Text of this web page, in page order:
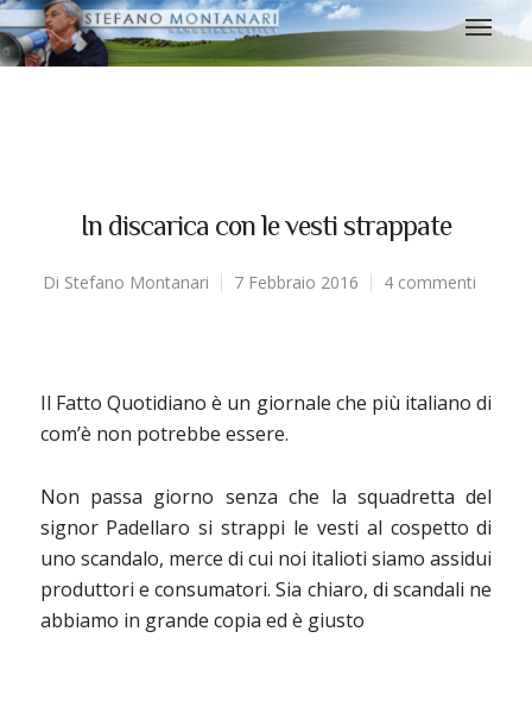
In discarica con le vesti strappate
Di Stefano Montanari 7 Febbraio 2016 4 commenti
Il Fatto Quotidiano è un giornale che più italiano di
com’è non potrebbe essere.
Non passa giorno senza che la squadretta del
signor Padellaro si strappi le vesti al cospetto di
uno scandalo, merce di cui noi italioti siamo assidui
produttori e consumatori. Sia chiaro, di scandali ne
abbiamo in grande copia ed è giusto